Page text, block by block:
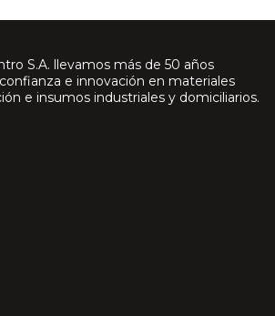
S.A. llevamos más de 50 años
e innovación en materiales
e insumos industriales y domiciliarios.